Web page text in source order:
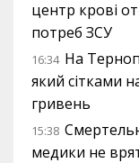
центр крові
потреб ЗСУ
16:34 На
який сітками
гривень
15:38
медики не